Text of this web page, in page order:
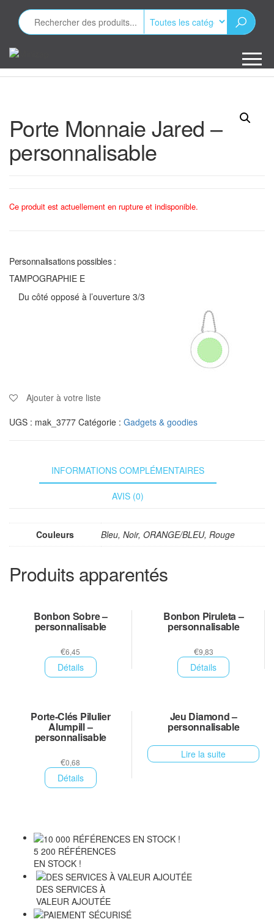
contenu
publicitaires
Porte Monnaie Jared –
personnalisable
Ce produit est actuellement en rupture et indisponible.
Personnalisations possibles :
TAMPOGRAPHIE E
Du côté opposé à l’ouverture 3/3
Ajouter à votre liste
UGS : mak_3777 Catégorie : Gadgets & goodies
INFORMATIONS COMPLÉMENTAIRES
AVIS (0)
Couleurs Bleu, Noir, ORANGE/BLEU, Rouge
Produits apparentés
Bonbon Sobre –
personnalisable
€6,45
Détails
Bonbon Piruleta –
personnalisable
€9,83
Détails
Porte-Clés Pilulier
Alumpill –
personnalisable
€0,68
Détails
Jeu Diamond –
personnalisable
Lire la suite
5 200 RÉFÉRENCES
EN STOCK !
DES SERVICES À
VALEUR AJOUTÉE